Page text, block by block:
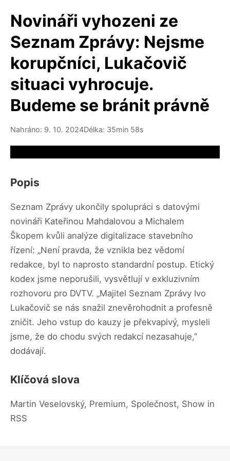
Novináři vyhozeni ze
Seznam Zprávy: Nejsme
korupčníci, Lukačovič
situaci vyhrocuje.
Budeme se bránit právně
Nahráno: 9. 10. 2024Délka: 35min 58s
Popis
Seznam Zprávy ukončily spolupráci s datovými
novináři Kateřinou Mahdalovou a Michalem
Škopem kvůli analýze digitalizace stavebního
řízení: „Není pravda, že vznikla bez vědomí
redakce, byl to naprosto standardní postup. Etický
kodex jsme neporušili, vysvětlují v exkluzivním
rozhovoru pro DVTV. „Majitel Seznam Zprávy Ivo
Lukačovič se nás snažil znevěrohodnit a profesně
zničit. Jeho vstup do kauzy je překvapivý, mysleli
jsme, že do chodu svých redakcí nezasahuje,”
dodávají.
Klíčová slova
Martin Veselovský, Premium, Společnost, Show in
RSS